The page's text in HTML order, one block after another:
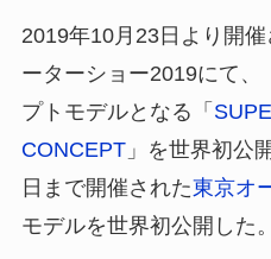
2019年10月23日より開
ーターショー2019にて、
プトモデルとなる「
CONCEPT」を世界初公
日まで開催された東京オ
モデルを世界初公開した。